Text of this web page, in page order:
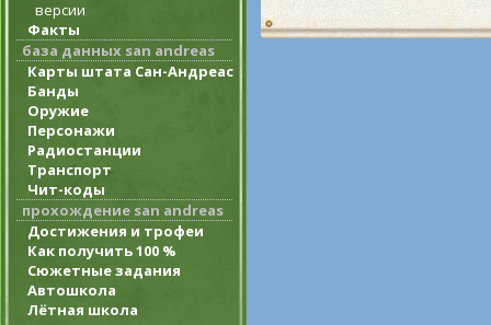
версии
Факты
база данных san andreas
Карты штата Сан-Андреас
Банды
Оружие
Персонажи
Радиостанции
Транспорт
Чит-коды
прохождение san andreas
Достижения и трофеи
Как получить 100 %
Сюжетные задания
Автошкола
Лётная школа